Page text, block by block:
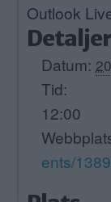
Outlook
Detaljer
Datum:
Tid:
12:00
ents/